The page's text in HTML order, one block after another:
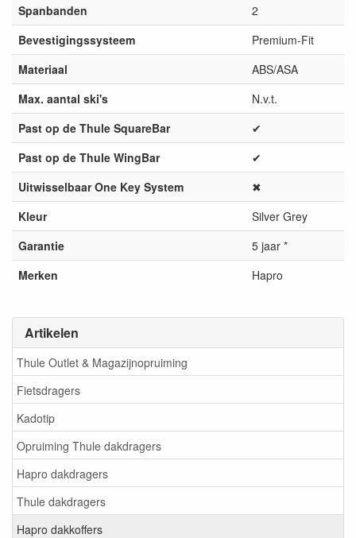
Artikelen
Thule Outlet & Magazijnopruiming
Fietsdragers
Kadotip
Opruiming Thule dakdragers
Hapro dakdragers
Thule dakdragers
Hapro dakkoffers
Spanbanden
2
Bevestigingssysteem
Premium-Fit
Materiaal
ABS/ASA
Max. aantal ski's
N.v.t.
Past op de Thule SquareBar
✔
Past op de Thule WingBar
✔
Uitwisselbaar One Key System
✖
Kleur
Silver Grey
Garantie
5 jaar *
Merken
Hapro